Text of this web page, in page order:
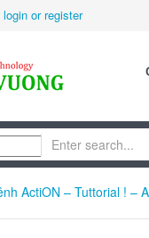
login or register
ActiON – Tuttorial ! –